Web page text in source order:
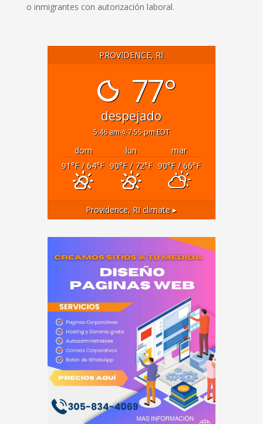
o inmigrantes con autorización laboral.
PROVIDENCE, RI
77°
despejado
5:46 am 7:55 pm EDT
dom lun
mar
91°F/ 64°F 90°F/ 72°F 90°F/ 66°F
Providence, RI climate ▸